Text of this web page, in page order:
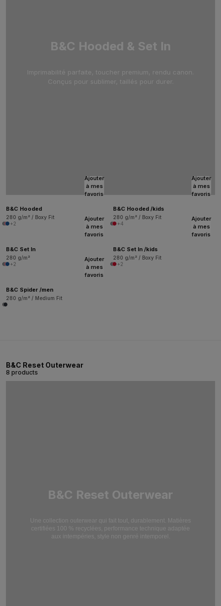
B&C Hooded & Set In
Imprimabilité parfaite, toucher premium, rendu canon.
Conçus pour sublimer, taillés pour durer.
Ajouter
à mes
favoris
B&C Hooded
280 g/m² / Boxy Fit
+2
Ajouter
à mes
favoris
B&C Hooded /kids
280 g/m² / Boxy Fit
+4
Ajouter
à mes
favoris
B&C Set In
280 g/m²
+2
Ajouter
à mes
favoris
B&C Set In /kids
280 g/m² / Boxy Fit
+2
Ajouter
à mes
favoris
B&C Spider /men
280 g/m² / Medium Fit
B&C Reset Outerwear
8 products
B&C Reset Outerwear
Une collection outerwear qui fait tout, durablement. Matières
certifiées 100 % recyclées, performance technique adaptée
aux intempéries, style non genré intemporel.